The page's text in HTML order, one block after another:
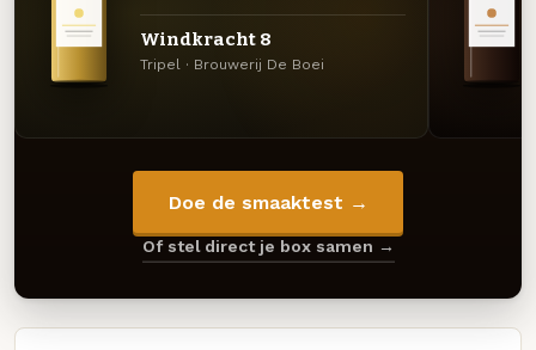
Windkracht 8
Tripel · Brouwerij De Boei
Doe de smaaktest →
Of stel direct je box samen →